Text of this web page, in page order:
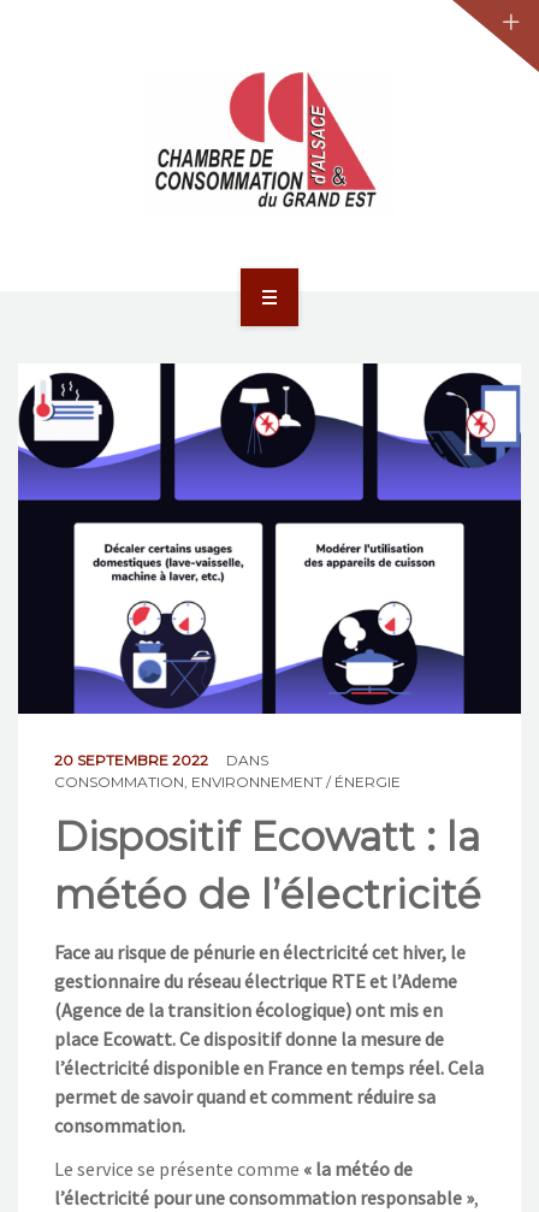
ACTUALITÉS
JURIDIQUE
LA CCA-GE
NOS ACTIONS
20 SEPTEMBRE 2022
DANS
CONSOMMATION ENVIRONNEMENT / ÉNERGIE
Dispositif Ecowatt : la
météo de l’électricité
Face au risque de pénurie en électricité cet hiver, le
gestionnaire du réseau électrique RTE et l’Ademe
(Agence de la transition écologique) ont mis en
place Ecowatt. Ce dispositif donne la mesure de
l’électricité disponible en France en temps réel. Cela
permet de savoir quand et comment réduire sa
consommation.
Le service se présente comme « la météo de
l’électricité pour une consommation responsable »,